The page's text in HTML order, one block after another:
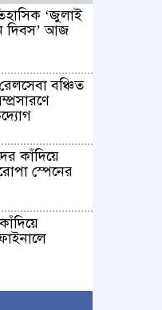
‌‘জুলাই
দিবস’ আজ
বঞ্চিত
কাঁদিয়ে
স্পেনের